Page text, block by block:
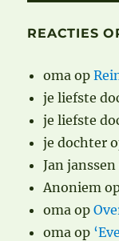
REACTIES
oma op
je liefste
je liefste
je dochter
Jan janssen
Anoniem
oma op
oma op